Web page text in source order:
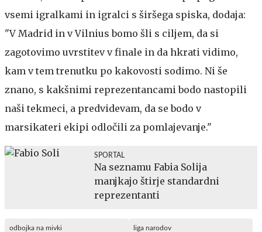
vsemi igralkami in igralci s širšega spiska, dodaja:
"V Madrid in v Vilnius bomo šli s ciljem, da si
zagotovimo uvrstitev v finale in da hkrati vidimo,
kam v tem trenutku po kakovosti sodimo. Ni še
znano, s kakšnimi reprezentancami bodo nastopili
naši tekmeci, a predvidevam, da se bodo v
marsikateri ekipi odločili za pomlajevanje."
SPORTAL
Na seznamu Fabia Solija
manjkajo štirje standardni
reprezentanti
odbojka na mivki liga narodov